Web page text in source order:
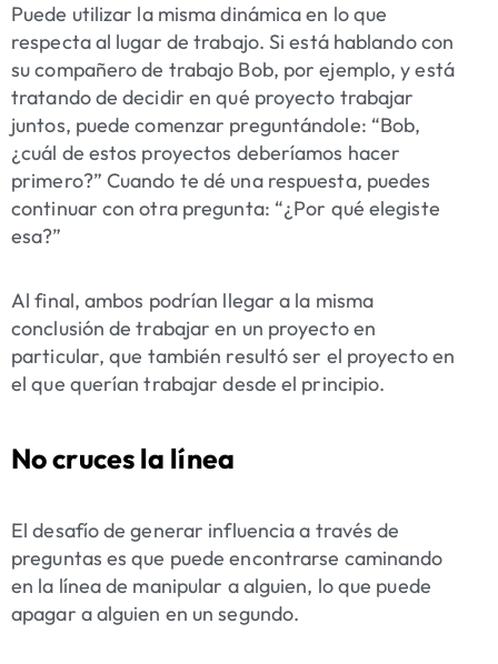
Puede utilizar la misma dinámica en lo que
respecta al lugar de trabajo. Si está hablando con
su compañero de trabajo Bob, por ejemplo, y está
tratando de decidir en qué proyecto trabajar
juntos, puede comenzar preguntándole: “Bob,
¿cuál de estos proyectos deberíamos hacer
primero?” Cuando te dé una respuesta, puedes
continuar con otra pregunta: “¿Por qué elegiste
esa?”
Al final, ambos podrían llegar a la misma
conclusión de trabajar en un proyecto en
particular, que también resultó ser el proyecto en
el que querían trabajar desde el principio.
No cruces la línea
El desafío de generar influencia a través de
preguntas es que puede encontrarse caminando
en la línea de manipular a alguien, lo que puede
apagar a alguien en un segundo.